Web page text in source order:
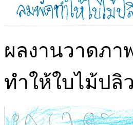
ผลงานวาดภา
ทำให้ใบไม้ปลิ